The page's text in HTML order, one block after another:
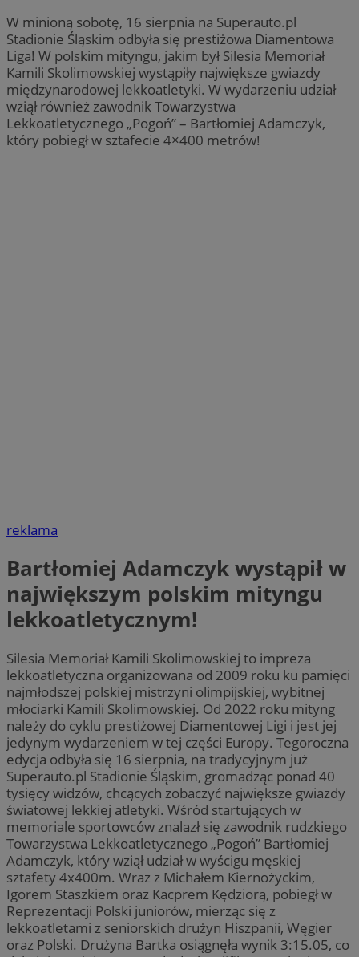
W minioną sobotę, 16 sierpnia na Superauto.pl
Stadionie Śląskim odbyła się prestiżowa Diamentowa
Liga! W polskim mityngu, jakim był Silesia Memoriał
Kamili Skolimowskiej wystąpiły największe gwiazdy
międzynarodowej lekkoatletyki. W wydarzeniu udział
wziął również zawodnik Towarzystwa
Lekkoatletycznego „Pogoń” – Bartłomiej Adamczyk,
który pobiegł w sztafecie 4×400 metrów!
reklama
Bartłomiej Adamczyk wystąpił w
największym polskim mityngu
lekkoatletycznym!
Silesia Memoriał Kamili Skolimowskiej to impreza
lekkoatletyczna organizowana od 2009 roku ku pamięci
najmłodszej polskiej mistrzyni olimpijskiej, wybitnej
młociarki Kamili Skolimowskiej. Od 2022 roku mityng
należy do cyklu prestiżowej Diamentowej Ligi i jest jej
jedynym wydarzeniem w tej części Europy. Tegoroczna
edycja odbyła się 16 sierpnia, na tradycyjnym już
Superauto.pl Stadionie Śląskim, gromadząc ponad 40
tysięcy widzów, chcących zobaczyć największe gwiazdy
światowej lekkiej atletyki. Wśród startujących w
memoriale sportowców znalazł się zawodnik rudzkiego
Towarzystwa Lekkoatletycznego „Pogoń” Bartłomiej
Adamczyk, który wziął udział w wyścigu męskiej
sztafety 4x400m. Wraz z Michałem Kiernożyckim,
Igorem Staszkiem oraz Kacprem Kędziorą, pobiegł w
Reprezentacji Polski juniorów, mierząc się z
lekkoatletami z seniorskich drużyn Hiszpanii, Węgier
oraz Polski. Drużyna Bartka osiągnęła wynik 3:15.05, co